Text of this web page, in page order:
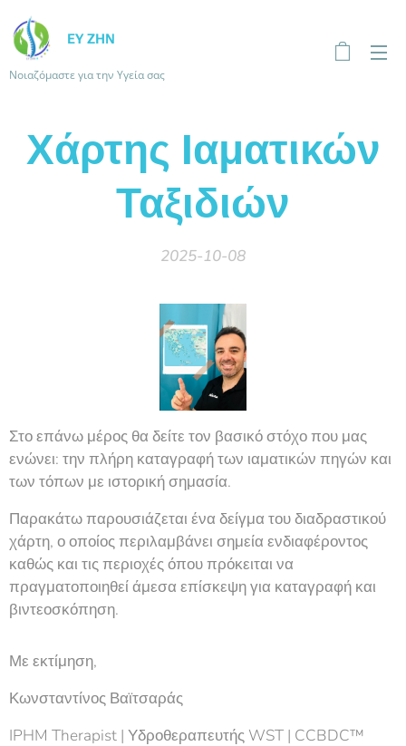
ΕΥ ΖΗΝ
Νοιαζόμαστε για την Υγεία σας
Χάρτης Ιαματικών
Ταξιδιών
2025-10-08
Στο επάνω μέρος θα δείτε τον βασικό στόχο που μας
ενώνει: την πλήρη καταγραφή των ιαματικών πηγών και
των τόπων με ιστορική σημασία.
Παρακάτω παρουσιάζεται ένα δείγμα του διαδραστικού
χάρτη, ο οποίος περιλαμβάνει σημεία ενδιαφέροντος
καθώς και τις περιοχές όπου πρόκειται να
πραγματοποιηθεί άμεσα επίσκεψη για καταγραφή και
βιντεοσκόπηση.
Με εκτίμηση,
Κωνσταντίνος Βαϊτσαράς
IPHM Therapist | Υδροθεραπευτής WST | CCBDC™